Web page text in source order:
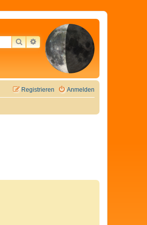
SUCHEERWEITERTE SUCHE
Anmelden
Registrieren